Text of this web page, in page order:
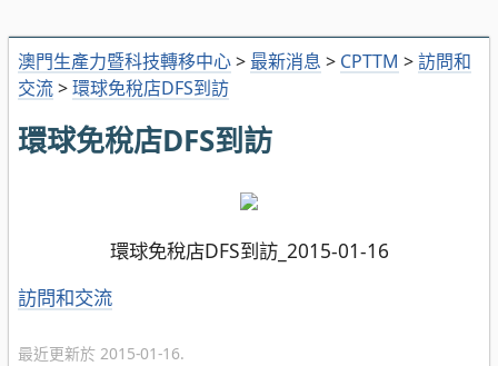
澳門生產力暨科技轉移中心> 最新消息 > CPTTM >訪問和
交流>環球免稅店DFS到訪
環球免稅店DFS到訪
環球免稅店DFS到訪_2015-01-16
分
訪問和交流
最近更新於 2015-01-16.